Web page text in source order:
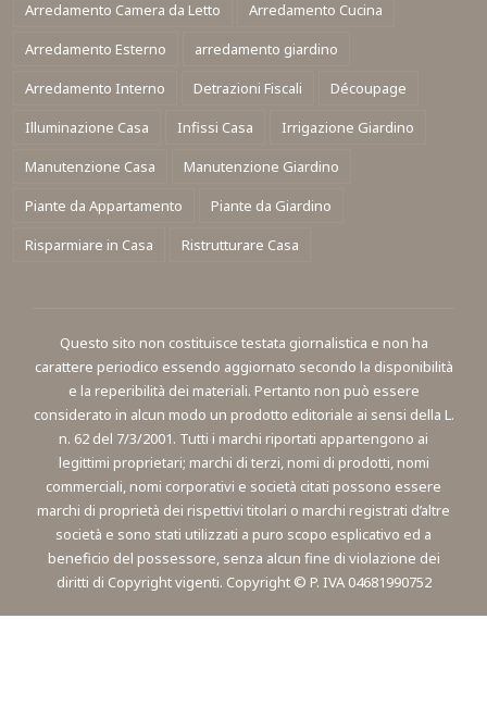
Arredamento Camera da Letto
Arredamento Cucina
Arredamento Esterno
arredamento giardino
Arredamento Interno
Detrazioni Fiscali
Découpage
Illuminazione Casa
Infissi Casa
Irrigazione Giardino
Manutenzione Casa
Manutenzione Giardino
Piante da Appartamento
Piante da Giardino
Risparmiare in Casa
Ristrutturare Casa
Questo sito non costituisce testata giornalistica e non ha
carattere periodico essendo aggiornato secondo la disponibilità
e la reperibilità dei materiali. Pertanto non può essere
considerato in alcun modo un prodotto editoriale ai sensi della L.
n. 62 del 7/3/2001. Tutti i marchi riportati appartengono ai
legittimi proprietari; marchi di terzi, nomi di prodotti, nomi
commerciali, nomi corporativi e società citati possono essere
marchi di proprietà dei rispettivi titolari o marchi registrati d’altre
società e sono stati utilizzati a puro scopo esplicativo ed a
beneficio del possessore, senza alcun fine di violazione dei
diritti di Copyright vigenti. Copyright © P. IVA 04681990752